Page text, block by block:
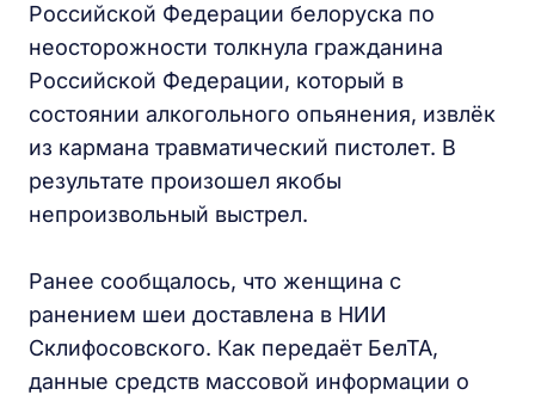
Российской Федерации белоруска по
неосторожности толкнула гражданина
Российской Федерации, который в
состоянии алкогольного опьянения, извлёк
из кармана травматический пистолет. В
результате произошел якобы
непроизвольный выстрел.
Ранее сообщалось, что женщина с
ранением шеи доставлена в НИИ
Склифосовского. Как передаёт БелТА,
данные средств массовой информации о